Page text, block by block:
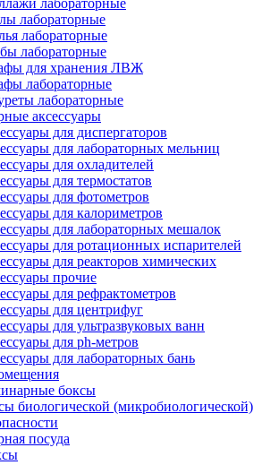
лабораторные
лабораторные
лабораторные
для хранения ЛВЖ
лабораторные
лабораторные
аксессуары
для диспергаторов
для лабораторных мельниц
для охладителей
для термостатов
для фотометров
для калориметров
для лабораторных мешалок
для ротационных испарителей
для реакторов химических
прочие
для рефрактометров
для центрифуг
для ультразвуковых ванн
для ph-метров
для лабораторных бань
боксы
биологической (микробиологической)
посуда